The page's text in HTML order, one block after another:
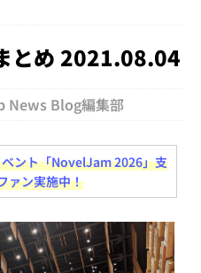
とめ 2021.08.04
News Blog編集部
ント「NovelJam 2026」支
ァン実施中！